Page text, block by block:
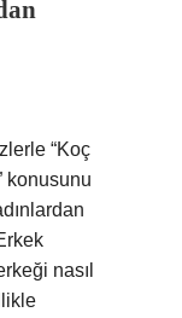
“Koç
konusunu
nasıl